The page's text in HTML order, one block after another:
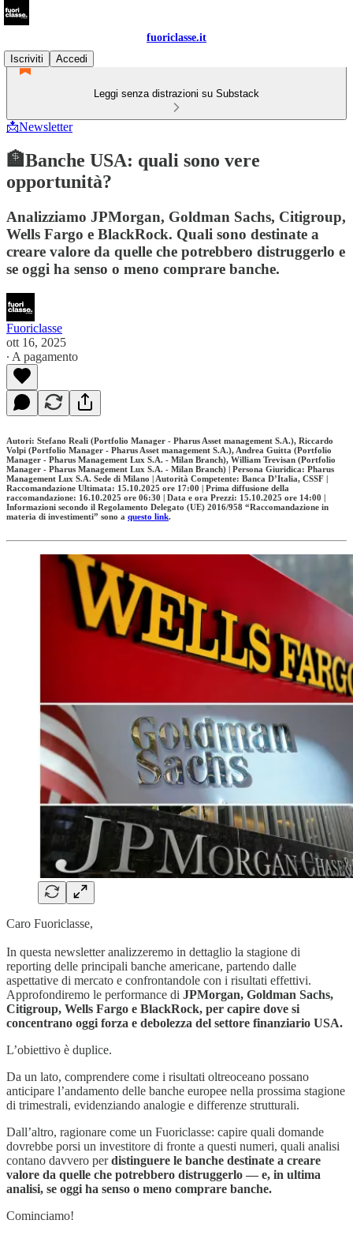
fuoriclasse.it
Iscriviti
Accedi
Leggi senza distrazioni su Substack
📩Newsletter
🏦Banche USA: quali sono vere
opportunità?
Analizziamo JPMorgan, Goldman Sachs, Citigroup,
Wells Fargo e BlackRock. Quali sono destinate a
creare valore da quelle che potrebbero distruggerlo e
se oggi ha senso o meno comprare banche.
Fuoriclasse
ott 16, 2025
∙ A pagamento
Autori: Stefano Reali (Portfolio Manager - Pharus Asset management S.A.), Riccardo
Volpi (Portfolio Manager - Pharus Asset management S.A.), Andrea Guitta (Portfolio
Manager - Pharus Management Lux S.A. - Milan Branch), William Trevisan (Portfolio
Manager - Pharus Management Lux S.A. - Milan Branch) | Persona Giuridica: Pharus
Management Lux S.A. Sede di Milano | Autorità Competente: Banca D’Italia, CSSF |
Raccomandazione Ultimata: 15.10.2025 ore 17:00 | Prima diffusione della
raccomandazione: 16.10.2025 ore 06:30 | Data e ora Prezzi: 15.10.2025 ore 14:00 |
Informazioni secondo il Regolamento Delegato (UE) 2016/958 “Raccomandazione in
materia di investimenti” sono a questo link.
Caro Fuoriclasse,
In questa newsletter analizzeremo in dettaglio la stagione di
reporting delle principali banche americane, partendo dalle
aspettative di mercato e confrontandole con i risultati effettivi.
Approfondiremo le performance di JPMorgan, Goldman Sachs,
Citigroup, Wells Fargo e BlackRock, per capire dove si
concentrano oggi forza e debolezza del settore finanziario USA.
L’obiettivo è duplice.
Da un lato, comprendere come i risultati oltreoceano possano
anticipare l’andamento delle banche europee nella prossima stagione
di trimestrali, evidenziando analogie e differenze strutturali.
Dall’altro, ragionare come un Fuoriclasse: capire quali domande
dovrebbe porsi un investitore di fronte a questi numeri, quali analisi
contano davvero perdistinguere le banche destinate a creare
valore da quelle che potrebbero distruggerlo — e, in ultima
analisi, se oggi ha senso o meno comprare banche.
Cominciamo!